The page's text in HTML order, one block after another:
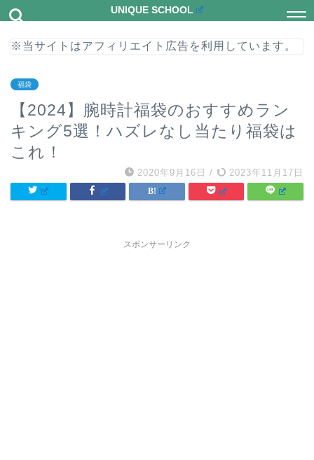
UNIQUE SCHOOL
※当サイトはアフィリエイト広告を利用しています。
福袋
【2024】腕時計福袋のおすすめラン
キング5選！ハズレなし当たり福袋は
これ！
2020年9月16日 / 2023年11月17日
スポンサーリンク